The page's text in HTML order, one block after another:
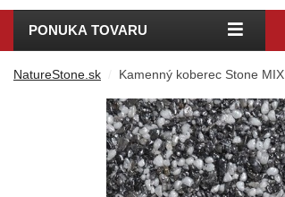
PONUKA TOVARU
NatureStone.sk Kamenný koberec Stone